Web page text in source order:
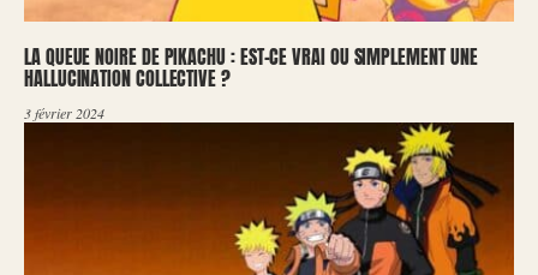
LA QUEUE NOIRE DE PIKACHU : EST-CE VRAI OU SIMPLEMENT UNE
HALLUCINATION COLLECTIVE ?
3 février 2024